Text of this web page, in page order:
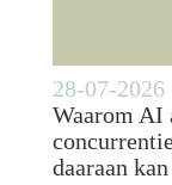
28-07-2026
Waarom AI
daaraan